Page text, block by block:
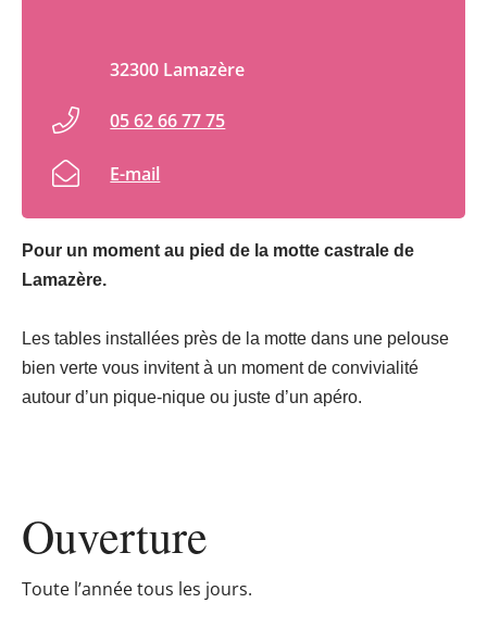
Pour un moment au pied de la motte castrale de
Lamazère.
Les tables installées près de la motte dans une pelouse
bien verte vous invitent à un moment de convivialité
autour d’un pique-nique ou juste d’un apéro.
Ouverture
Toute l’année tous les jours.
32300 Lamazère
05 62 66 77 75
E-mail